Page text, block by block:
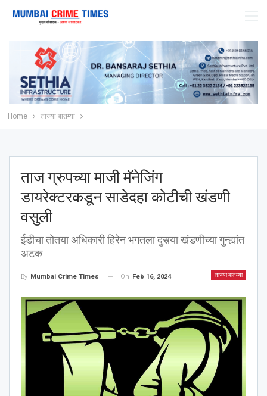
Home ताज्या बातम्या
ताज ग्रुपच्या माजी मॅनेजिंग
डायरेक्टरकडून साडेदहा कोटीची खंडणी
वसुली
ईडीचा तोतया अधिकारी हिरेन भगतला दुसर्‍या खंडणीच्या गुन्ह्यांत
अटक
ताज्या बातम्या
By Mumbai Crime Times On Feb 16, 2024